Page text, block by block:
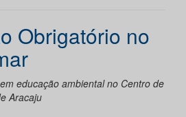
Obrigatório no
educação ambiental no Centro de
Aracaju